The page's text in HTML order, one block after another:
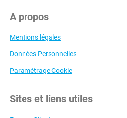
A propos
Mentions légales
Données Personnelles
Paramétrage Cookie
Sites et liens utiles